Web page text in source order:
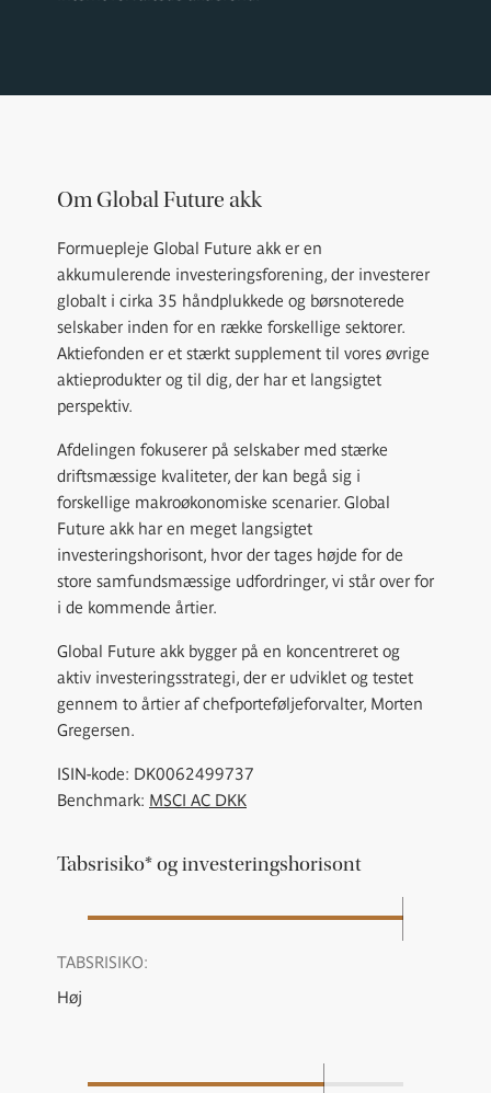
Om Global Future akk
Formuepleje Global Future akk er en
akkumulerende investeringsforening, der investerer
globalt i cirka 35 håndplukkede og børsnoterede
selskaber inden for en række forskellige sektorer.
Aktiefonden er et stærkt supplement til vores øvrige
aktieprodukter og til dig, der har et langsigtet
perspektiv.
Afdelingen fokuserer på selskaber med stærke
driftsmæssige kvaliteter, der kan begå sig i
forskellige makroøkonomiske scenarier. Global
Future akk har en meget langsigtet
investeringshorisont, hvor der tages højde for de
store samfundsmæssige udfordringer, vi står over for
i de kommende årtier.
Global Future akk bygger på en koncentreret og
aktiv investeringsstrategi, der er udviklet og testet
gennem to årtier af chefporteføljeforvalter, Morten
Gregersen.
ISIN-kode: DK0062499737
Benchmark: MSCI AC DKK
Tabsrisiko* og investeringshorisont
TABSRISIKO:
Høj